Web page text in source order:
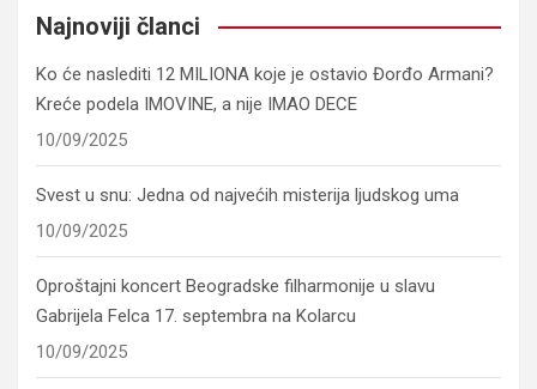
Najnoviji članci
Ko će naslediti 12 MILIONA koje je ostavio Đorđo Armani?
Kreće podela IMOVINE, a nije IMAO DECE
10/09/2025
Svest u snu: Jedna od najvećih misterija ljudskog uma
10/09/2025
Oproštajni koncert Beogradske filharmonije u slavu
Gabrijela Felca 17. septembra na Kolarcu
10/09/2025